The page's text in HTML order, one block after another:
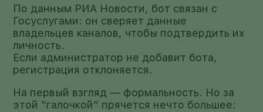
По данным РИА Новости, бот связан с
Госуслугами: он сверяет данные
владельцев каналов, чтобы подтвердить их
личность.
Если администратор не добавит бота,
регистрация отклоняется.
На первый взгляд — формальность. Но за
этой “галочкой” прячется нечто большее: